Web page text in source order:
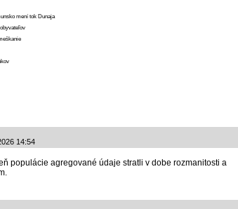
mení tok Dunaja
14:54
populácie agregované údaje stratli v dobe rozmanitosti a